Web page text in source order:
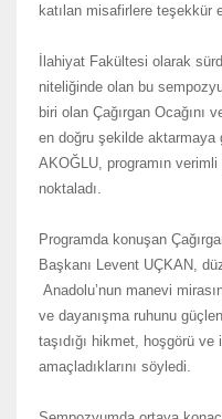
katılan misafirlere teşekkür
İlahiyat Fakültesi olarak
niteliğinde olan bu
biri olan Çağırgan
en doğru şekilde aktarmaya
AKOĞLU, programın
noktaladı.
Programda konuşan
Başkanı Levent UÇKAN,
Anadolu’nun manevi
ve dayanışma ruhunu
taşıdığı hikmet, hoşgörü ve
amaçladıklarını söyledi.